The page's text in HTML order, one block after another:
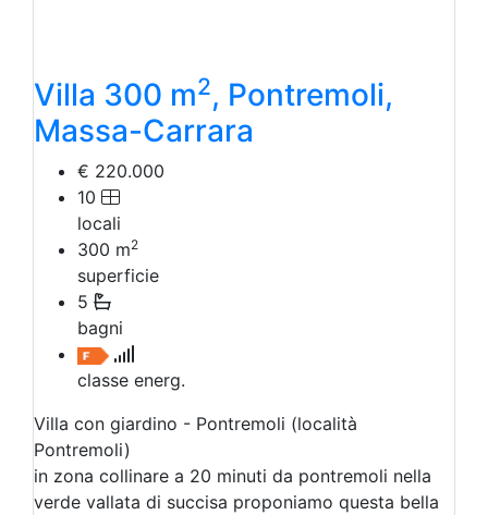
Villa 300 m2, Pontremoli,
Massa-Carrara
€ 220.000
10
locali
300 m2
superficie
5
bagni
classe energ.
Villa con giardino - Pontremoli (località
Pontremoli)
in zona collinare a 20 minuti da pontremoli nella
verde vallata di succisa proponiamo questa bella